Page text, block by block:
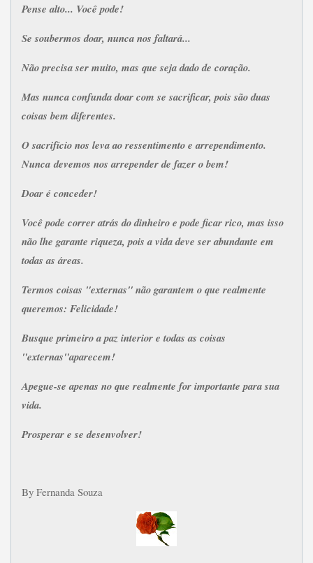
Pense alto... Você pode!
Se soubermos doar, nunca nos faltará...
Não precisa ser muito, mas que seja dado de coração.
Mas nunca confunda doar com se sacrificar, pois são duas
coisas bem diferentes.
O sacrifício nos leva ao ressentimento e arrependimento.
Nunca devemos nos arrepender de fazer o bem!
Doar é conceder!
Você pode correr atrás do dinheiro e pode ficar rico, mas isso
não lhe garante riqueza, pois a vida deve ser abundante em
todas as áreas.
Termos coisas "externas" não garantem o que realmente
queremos: Felicidade!
Busque primeiro a paz interior e todas as coisas
"externas"aparecem!
Apegue-se apenas no que realmente for importante para sua
vida.
Prosperar e se desenvolver!
By Fernanda Souza